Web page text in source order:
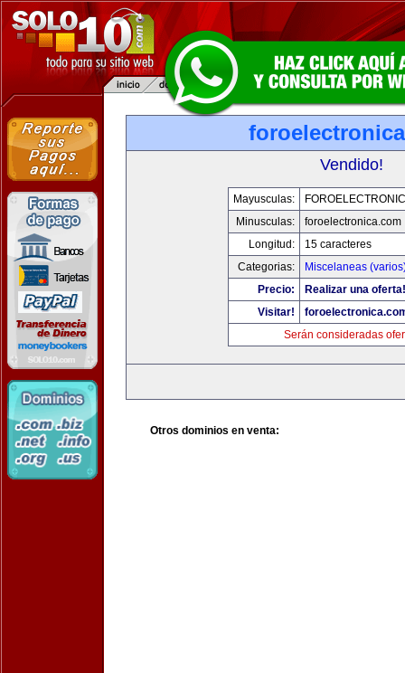
Vendido!
Mayusculas:
Minusculas:
foroelectronica.com
Longitud:
15 caracteres
Categorias:
Miscelaneas
Precio:
Realizar una oferta!
Visitar!
Serán consideradas
Otros dominios en venta: